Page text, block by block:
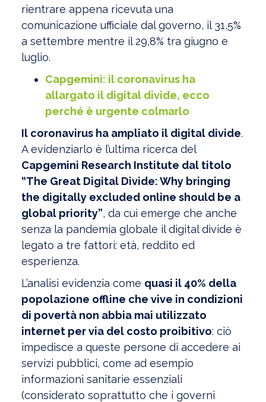
rientrare appena ricevuta una
comunicazione ufficiale dal governo, il 31,5%
a settembre mentre il 29,8% tra giugno e
luglio.
Capgemini: il coronavirus ha
allargato il digital divide, ecco
perché è urgente colmarlo
Il coronavirus ha ampliato il digital divide.
A evidenziarlo è l’ultima ricerca del
Capgemini Research Institute dal titolo
“The Great Digital Divide: Why bringing
the digitally excluded online should be a
global priority”, da cui emerge che anche
senza la pandemia globale il digital divide è
legato a tre fattori: età, reddito ed
esperienza.
L’analisi evidenzia come quasi il 40% della
popolazione offline che vive in condizioni
di povertà non abbia mai utilizzato
internet per via del costo proibitivo: ciò
impedisce a queste persone di accedere ai
servizi pubblici, come ad esempio
informazioni sanitarie essenziali
(considerato soprattutto che i governi